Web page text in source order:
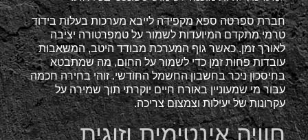
חברת ספרטה ספא מקפידה לייבא מערכות בעלות בידוד
טרמי מתקדם המיועדות לשמור על טמפרטורה יציבה
לאורך זמן. כאשר גוף המערכת מבודד היטב, המשאבות
עובדות פחות זמן כדי לשמור על החום, מה שמתבטא
בחיסכון ניכר בחשבון החשמל החודשי. זוהי בחירה חכמה
עבור מי שמעוניין באורח חיים יוקרתי תוך שמירה על
עקרונות של יעילות וצמצום צריכה.
חוויה אינטימית וזוגית